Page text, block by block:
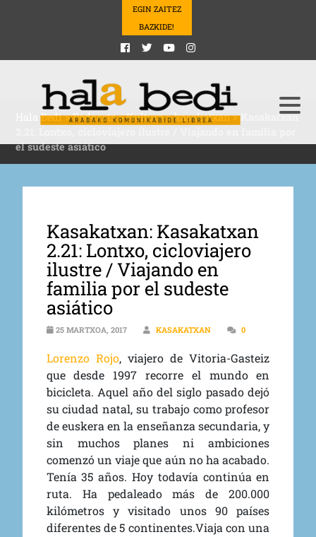
EGIN ZAITEZ
BAZKIDE!
Hala Bedi>Podcasts>Kultura>kasakatxan> Kasakatxan
el sudeste asiático
Kasakatxan: Kasakatxan
2.21: Lontxo, cicloviajero
ilustre / Viajando en
familia por el sudeste
asiático
25 MARTXOA, 2017 KASAKATXAN 0
Lorenzo Rojo, viajero de Vitoria-Gasteiz
que desde 1997 recorre el mundo en
bicicleta. Aquel año del siglo pasado dejó
su ciudad natal, su trabajo como profesor
de euskera en la enseñanza secundaria, y
sin muchos planes ni ambiciones
comenzó un viaje que aún no ha acabado.
Tenía 35 años. Hoy todavía continúa en
ruta. Ha pedaleado más de 200.000
kilómetros y visitado unos 90 países
diferentes de 5 continentes.Viaja con una